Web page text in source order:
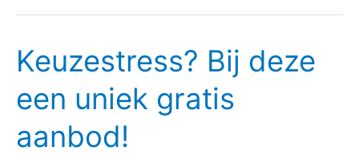
Keuzestress? Bij deze
een uniek gratis
aanbod!
Keuzestress?
Bij
deze
een
uniek
gratis